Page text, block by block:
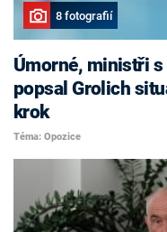
8 fotografií
Úmorné, ministři
popsal Grolich
krok
Téma: Opozice